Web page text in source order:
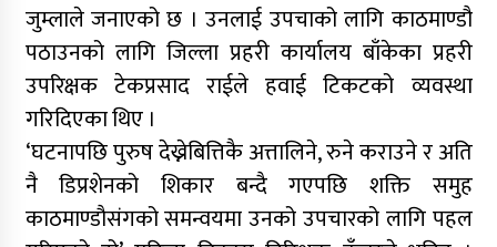
जुम्लाले जनाएको छ । उनलाई उपचाको लागि काठमाण्डौ
पठाउनको लागि जिल्ला प्रहरी कार्यालय बाँकेका प्रहरी
उपरिक्षक टेकप्रसाद राईले हवाई टिकटको व्यवस्था
गरिदिएका थिए ।
‘घटनापछि पुरुष देख्नेबित्तिकै अत्तालिने, रुने कराउने र अति
नै डिप्रशेनको शिकार बन्दै गएपछि शक्ति समुह
काठमाण्डौसंगको समन्वयमा उनको उपचारको लागि पहल